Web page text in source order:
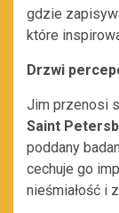
gdzie
które
Drzwi
Jim przenosi
Saint
poddany
cechuje go
nieśmiałość i